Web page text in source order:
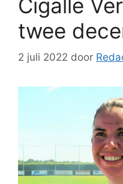
Cigalle
twee
2 juli 2022 door